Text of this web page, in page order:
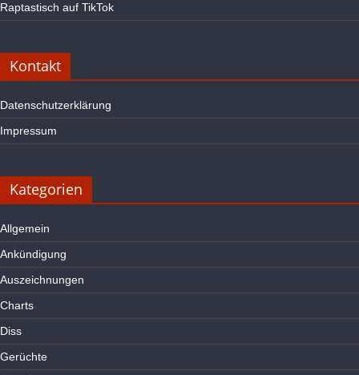
Raptastisch auf TikTok
Kontakt
Datenschutzerklärung
Impressum
Kategorien
Allgemein
Ankündigung
Auszeichnungen
Charts
Diss
Gerüchte